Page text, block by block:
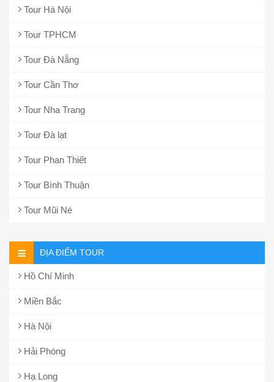
Tour Hà Nội
Tour TPHCM
Tour Đà Nẵng
Tour Cần Thơ
Tour Nha Trang
Tour Đà lạt
Tour Phan Thiết
Tour Bình Thuận
Tour Mũi Né
ĐỊA ĐIỂM TOUR
Hồ Chí Minh
Miền Bắc
Hà Nội
Hải Phòng
Hạ Long